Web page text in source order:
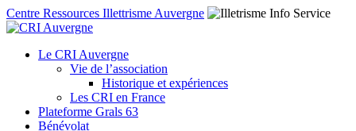
Centre Ressources Illettrisme Auvergne
Le CRI Auvergne
Vie de l’association
Historique et expériences
Les CRI en France
Plateforme Grals 63
Bénévolat